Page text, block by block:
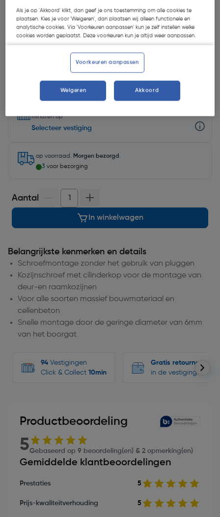
€ 33,41| Excl. btw € 27,61
Kies productvariant(5)
minuten op
Selecteer vestiging
op voorraad. Morgen bezorgd .
3 voor bezorging
Aantal
In winkelwagen
Belangrijkste kenmerken en details
Schroefmontage zonder het gebruik van pluggen
Kozijnschroef met cilinderkop voor de montage van
deur-en raamkozijnen
Voor alle soorten massief bouwmateriaal en
cellenbeton
Snelle montage door de geringe diameter van 6mm
van het boorgat
94 Vestigingen
Click & Collect 10min
Gratis retourneren
in de vestigingen
Productbeoordeling
5Gebaseerd op 9 beoordeling(en) & 2 opmerking(en)
Gemiddelde klantbeoordelingen
Prestaties 5
Prijs-kwaliteitverhouding 5
Als je op 'Akkoord' klikt, dan geef je ons toestemming om alle cookies te
plaatsen. Kies je voor 'Weigeren', dan plaatsen wij alleen functionele en
analytische cookies. Via 'Voorkeuren aanpassen' kun je zelf instellen welke
cookies worden geplaatst. Deze voorkeuren kun je altijd weer aanpassen.
Voorkeuren aanpassen
Weigeren Akkoord